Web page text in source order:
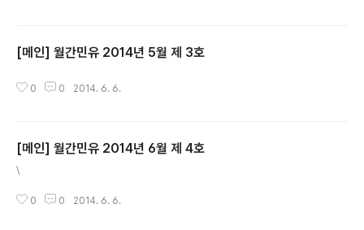
요. 그리하여... 민유의 블로그가 탄생..
[메인] 월간민유 2014년 5월 제 3호
0 0 2014. 6. 6.
[메인] 월간민유 2014년 6월 제 4호
\
0 0 2014. 6. 6.